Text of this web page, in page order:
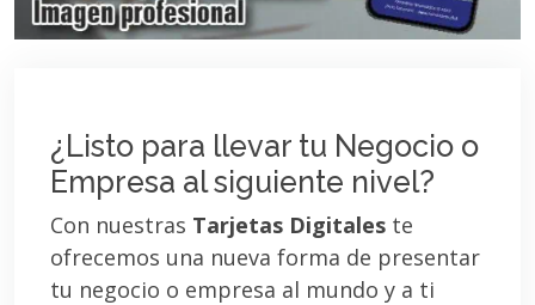
¿Listo para llevar tu Negocio o
Empresa al siguiente nivel?
Con nuestras Tarjetas Digitales te
ofrecemos una nueva forma de presentar
tu negocio o empresa al mundo y a ti